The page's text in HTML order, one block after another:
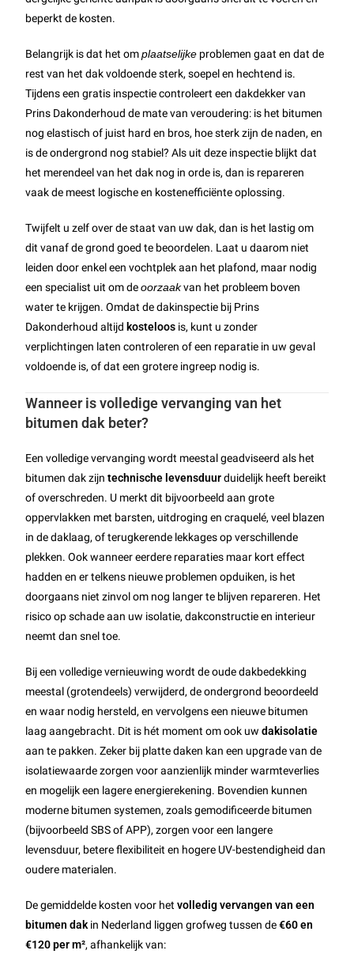
beperkt de kosten.
Belangrijk is dat het omplaatselijke problemen gaat en dat de
rest van het dak voldoende sterk, soepel en hechtend is.
Tijdens een gratis inspectie controleert een dakdekker van
Prins Dakonderhoud de mate van veroudering: is het bitumen
nog elastisch of juist hard en bros, hoe sterk zijn de naden, en
is de ondergrond nog stabiel? Als uit deze inspectie blijkt dat
het merendeel van het dak nog in orde is, dan is repareren
vaak de meest logische en kostenefficiënte oplossing.
Twijfelt u zelf over de staat van uw dak, dan is het lastig om
dit vanaf de grond goed te beoordelen. Laat u daarom niet
leiden door enkel een vochtplek aan het plafond, maar nodig
een specialist uit om deoorzaakvan het probleem boven
water te krijgen. Omdat de dakinspectie bij Prins
Dakonderhoud altijd kosteloos is, kunt u zonder
verplichtingen laten controleren of een reparatie in uw geval
voldoende is, of dat een grotere ingreep nodig is.
Wanneer is volledige vervanging van het
bitumen dak beter?
Een volledige vervanging wordt meestal geadviseerd als het
bitumen dak zijntechnische levensduurduidelijk heeft bereikt
of overschreden. U merkt dit bijvoorbeeld aan grote
oppervlakken met barsten, uitdroging en craquelé, veel blazen
in de daklaag, of terugkerende lekkages op verschillende
plekken. Ook wanneer eerdere reparaties maar kort effect
hadden en er telkens nieuwe problemen opduiken, is het
doorgaans niet zinvol om nog langer te blijven repareren. Het
risico op schade aan uw isolatie, dakconstructie en interieur
neemt dan snel toe.
Bij een volledige vernieuwing wordt de oude dakbedekking
meestal (grotendeels) verwijderd, de ondergrond beoordeeld
en waar nodig hersteld, en vervolgens een nieuwe bitumen
laag aangebracht. Dit is hét moment om ook uwdakisolatie
aan te pakken. Zeker bij platte daken kan een upgrade van de
isolatiewaarde zorgen voor aanzienlijk minder warmteverlies
en mogelijk een lagere energierekening. Bovendien kunnen
moderne bitumen systemen, zoals gemodificeerde bitumen
(bijvoorbeeld SBS of APP), zorgen voor een langere
levensduur, betere flexibiliteit en hogere UV-bestendigheid dan
oudere materialen.
De gemiddelde kosten voor hetvolledig vervangen van een
bitumen dakin Nederland liggen grofweg tussen de€60 en
€120 per m², afhankelijk van: